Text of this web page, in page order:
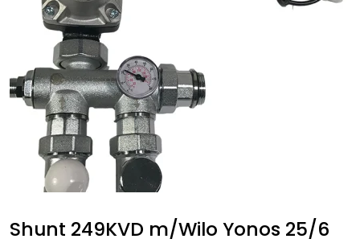
Shunt 249KVD m/Wilo Yonos 25/6
Snøsmelt
Sprinkler
Tappevann
Trinnlyd